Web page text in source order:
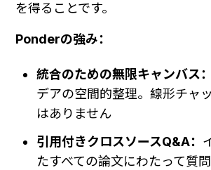
を得ることです。
Ponderの強み：
統合のための無限キャンバス：
デアの空間的整理。線形チャ
はありません
引用付きクロスソースQ&A：
たすべての論文にわたって質